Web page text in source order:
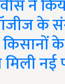
ने
के
मिली नई